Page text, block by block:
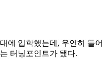
에 입학했는데, 우연히 들어
터닝포인트가 됐다.